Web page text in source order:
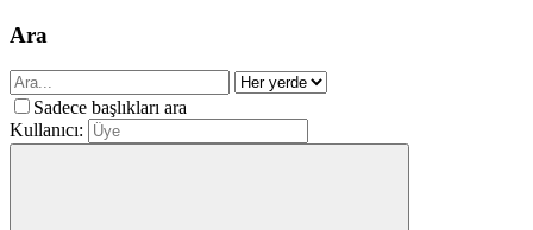
Ara
Sadece başlıkları ara
Kullanıcı: